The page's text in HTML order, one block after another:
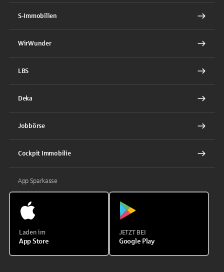
S-Immobilien
WirWunder
LBS
Deka
Jobbörse
Cockpit Immobilie
App Sparkasse
Laden im
App Store
JETZT BEI
Google Play